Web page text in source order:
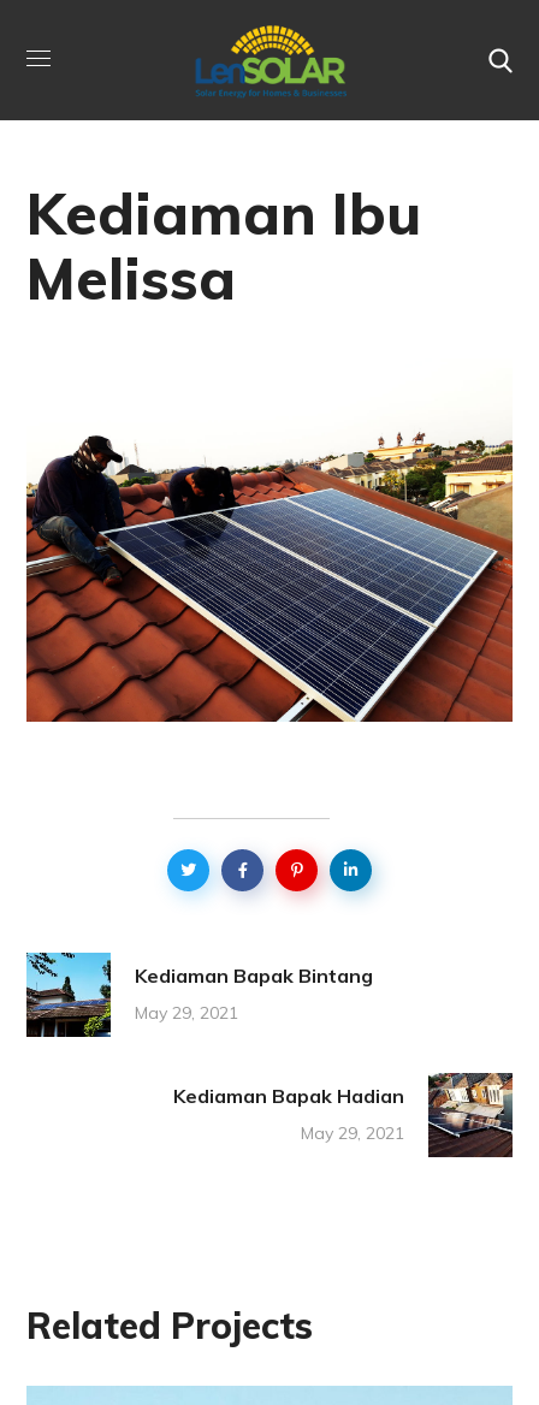
Kediaman Ibu
Melissa
Kediaman Bapak Bintang
May 29, 2021
Kediaman Bapak Hadian
May 29, 2021
Related Projects